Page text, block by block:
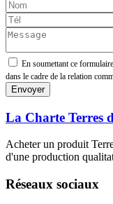
En soumettant ce
dans le cadre de la relation
La Charte Terres
Acheter un produit
d'une production
Réseaux sociaux